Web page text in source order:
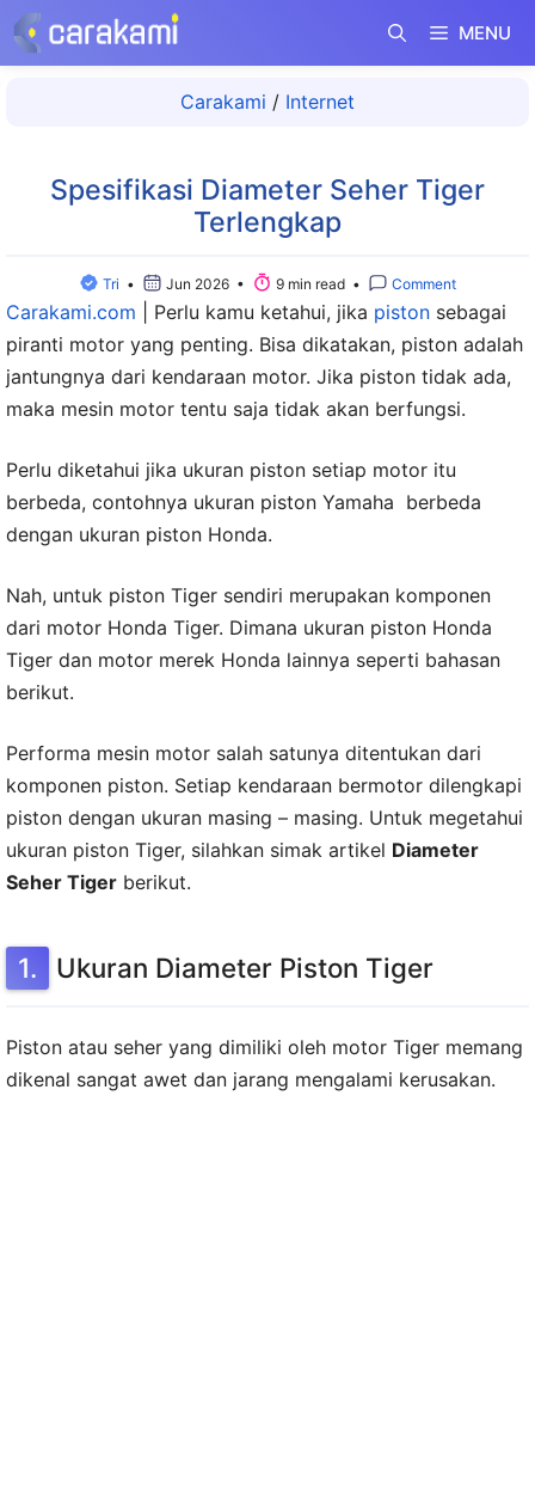
Langsung
ke
MENU
Carakami / Internet
Spesifikasi Diameter Seher Tiger
Terlengkap
Tri • Jun 2026 • 9 min read • Comment
Carakami.com Perlu kamu ketahui, jika piston sebagai
piranti motor yang penting. Bisa dikatakan, piston adalah
jantungnya dari kendaraan motor. Jika piston tidak ada,
maka mesin motor tentu saja tidak akan berfungsi.
Perlu diketahui jika ukuran piston setiap motor itu
berbeda, contohnya ukuran piston Yamaha berbeda
dengan ukuran piston Honda.
Nah, untuk piston Tiger sendiri merupakan komponen
dari motor Honda Tiger. Dimana ukuran piston Honda
Tiger dan motor merek Honda lainnya seperti bahasan
berikut.
Performa mesin motor salah satunya ditentukan dari
komponen piston. Setiap kendaraan bermotor dilengkapi
piston dengan ukuran masing – masing. Untuk megetahui
ukuran piston Tiger, silahkan simak artikel Diameter
Seher Tiger berikut.
Ukuran Diameter Piston Tiger
Piston atau seher yang dimiliki oleh motor Tiger memang
dikenal sangat awet dan jarang mengalami kerusakan.